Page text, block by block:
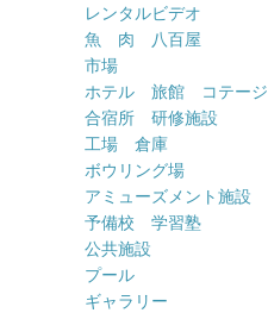
レンタルビデオ
魚 肉 八百屋
市場
ホテル 旅館 コテージ
合宿所 研修施設
工場 倉庫
ボウリング場
アミューズメント施設
予備校 学習塾
公共施設
プール
ギャラリー